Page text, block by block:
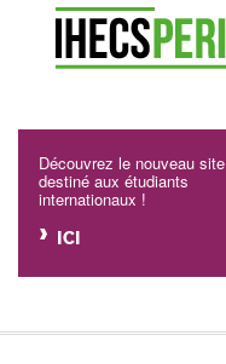
Découvrez le nouveau site
destiné aux étudiants
internationaux !
ICI